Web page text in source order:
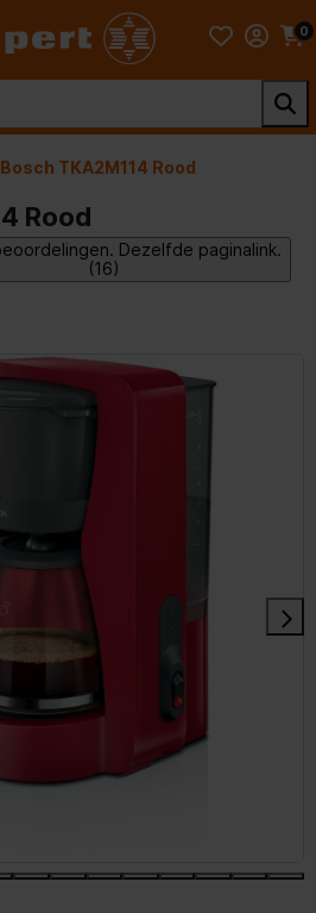
0
Bosch TKA2M114 Rood
Rood
Dezelfde paginalink.
(16)